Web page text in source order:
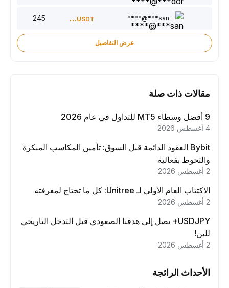
san***@****
150USDT
عرض التفاصيل
مقالات ذات صلة
Bybit العقود الدائمة قبل السوق: تأمين المكاسب المبكرة
والتحوط بفعالية
الاكتتاب العام الأولي لـ Unitree: كل ما تحتاج لمعرفته
USDJPY+ يصل إلى هدفنا الصعودي قبل التدخل التاريخي
للين!
الأحداث الرائجة